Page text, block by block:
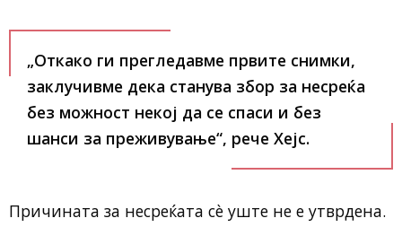
„Откако ги прегледавме првите снимки,
заклучивме дека станува збор за несреќа
без можност некој да се спаси и без
шанси за преживување“, рече Хејс.
Причината за несреќата сè уште не е утврдена.